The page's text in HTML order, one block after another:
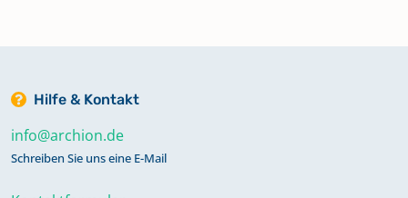
Band 14
Konfirmandenregister 1815-1831
Band 15
Hilfe & Kontakt
info@archion.de
Schreiben Sie uns eine E-Mail